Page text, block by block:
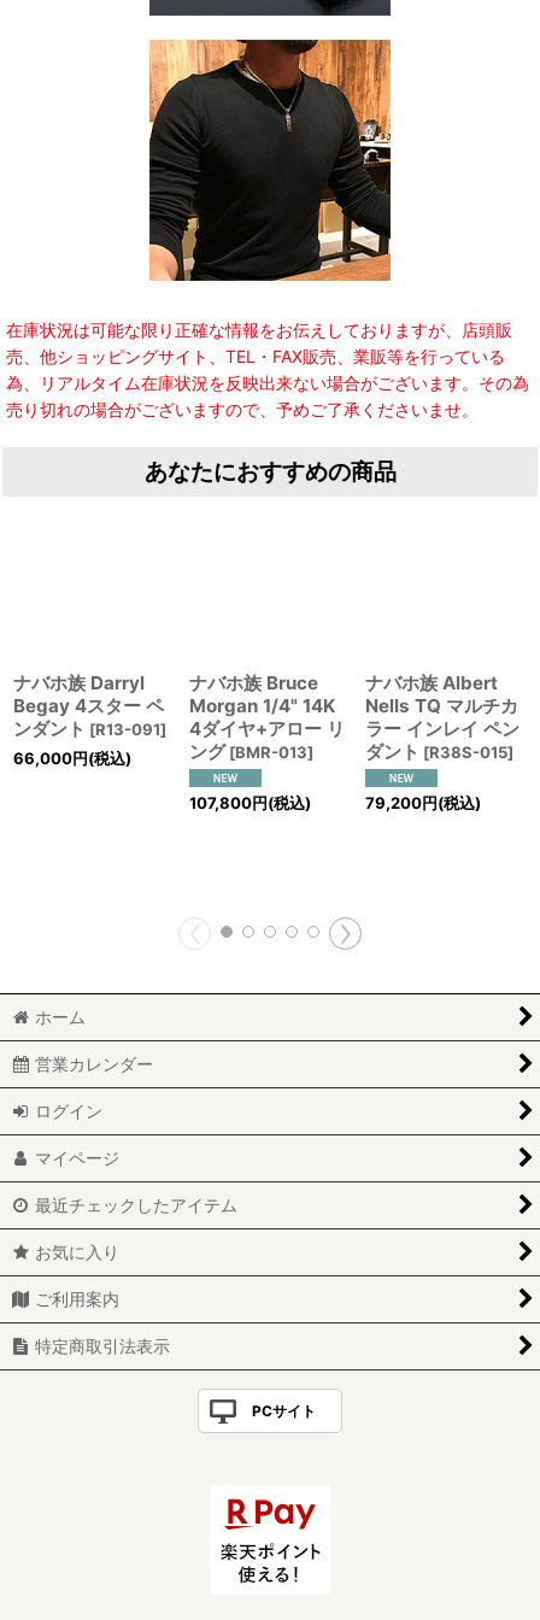
在庫状況は可能な限り正確な情報をお伝えしておりますが、店頭販
売、他ショッピングサイト、TEL・FAX販売、業販等を行っている
為、リアルタイム在庫状況を反映出来ない場合がございます。その為
売り切れの場合がございますので、予めご了承くださいませ。
あなたにおすすめの商品
ナバホ族 Darryl
Begay 4スター ペ
ンダント [R13-091]
66,000円(税込)
ナバホ族 Bruce
Morgan 1/4" 14K
4ダイヤ+アロー リ
ング [BMR-013]
107,800円(税込)
ナバホ族 Albert
Nells TQ マルチカ
ラー インレイ ペン
ダント [R38S-015]
79,200円(税込)
ホーム
営業カレンダー
ログイン
マイページ
最近チェックしたアイテム
お気に入り
ご利用案内
特定商取引法表示
PCサイト